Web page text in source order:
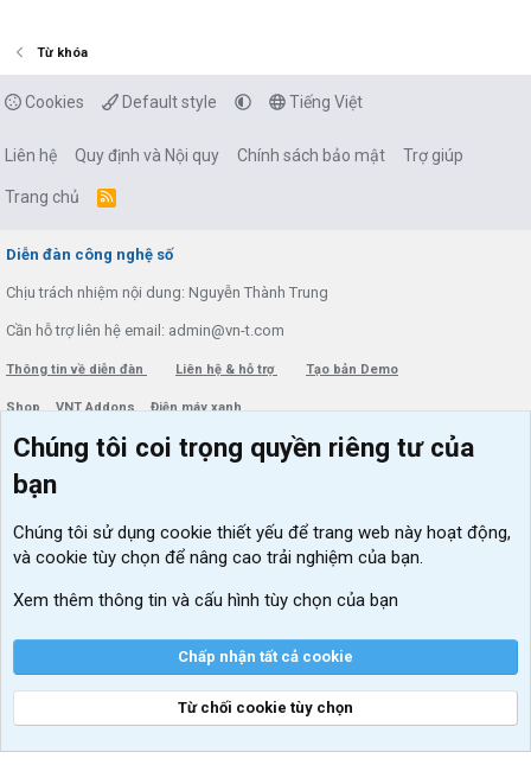
Từ khóa
Cookies Default style Tiếng Việt
Liên hệ Quy định và Nội quy Chính sách bảo mật Trợ giúp
Trang chủ
R
Diễn đàn công nghệ số
Chịu trách nhiệm nội dung: Nguyễn Thành Trung
Cần hỗ trợ liên hệ email: admin@vn-t.com
Thông tin về diễn đàn Liên hệ & hỗ trợ Tạo bản Demo
Shop VNT Addons Điện máy xanh
Menu thành viên
Đăng nhập
Diễn đàn
Kích hoạt Windows/ Office miễn phí
VIP add-ons Xenforo
Khuyến mãi và tài trợ
Chúng tôi coi trọng quyền riêng tư của
bạn
Chúng tôi sử dụng cookie thiết yếu để trang web này hoạt động,
và cookie tùy chọn để nâng cao trải nghiệm của bạn.
Xem thêm thông tin và cấu hình tùy chọn của bạn
Chấp nhận tất cả cookie
Từ chối cookie tùy chọn